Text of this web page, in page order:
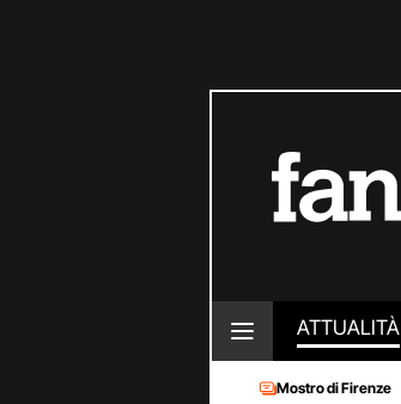
ATTUALITÀ
Mostro di Firenze